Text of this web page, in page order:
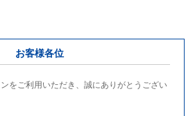
お客様各位
をご利用いただき、誠にありがとうござい